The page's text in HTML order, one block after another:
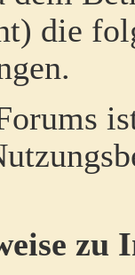
die
zu